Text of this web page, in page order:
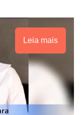
Leia mais